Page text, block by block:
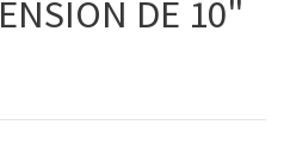
DE 10"